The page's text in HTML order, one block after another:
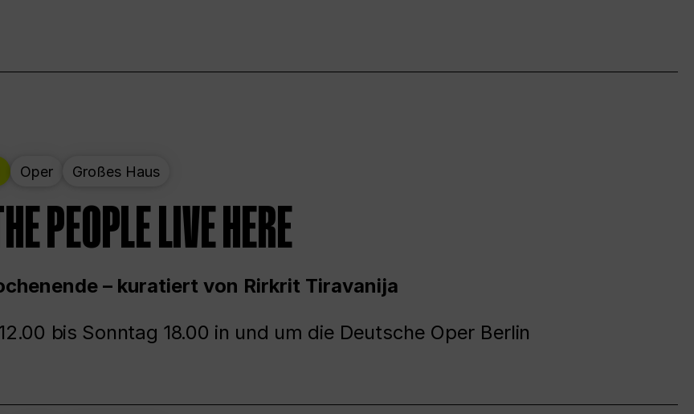
Oper Großes Haus
PEOPLE LIVE HERE
– kuratiert von Rirkrit Tiravanija
bis Sonntag 18.00 in und um die Deutsche Oper Berlin